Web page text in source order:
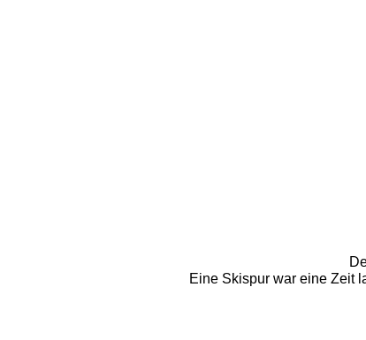
Eine Skispur war eine Zeit